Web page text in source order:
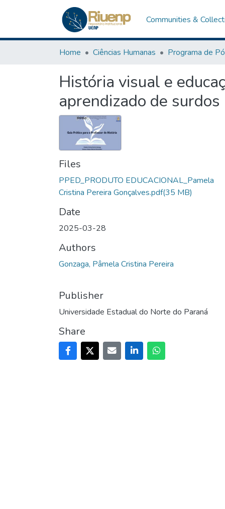
Communities &
Home Ciências Humanas
História visual e
aprendizado de surdos
Files
PPED_PRODUTO EDUCACIONAL_Pamela
Cristina Pereira Gonçalves.pdf(35 MB)
Date
2025-03-28
Authors
Gonzaga, Pâmela Cristina Pereira
Publisher
Universidade Estadual do Norte do Paraná
Share